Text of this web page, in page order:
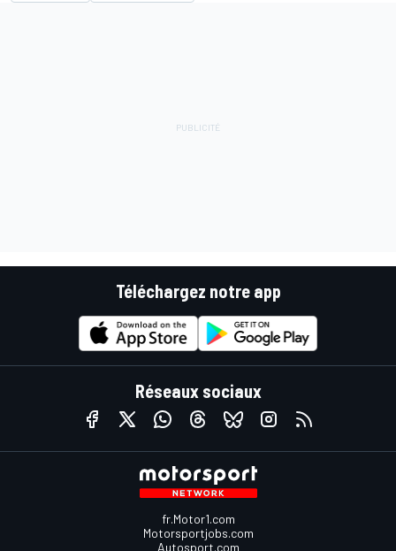
Téléchargez notre app
Réseaux sociaux
fr.Motor1.com
Motorsportjobs.com
Autosport.com